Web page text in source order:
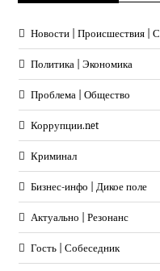
Новости | Происшествия |
Политика | Экономика
Проблема | Общество
Коррупции.net
Криминал
Бизнес-инфо | Дикое поле
Актуально | Резонанс
Гость | Собеседник